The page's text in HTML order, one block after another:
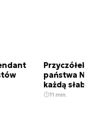
państwa
każdą
11 min.